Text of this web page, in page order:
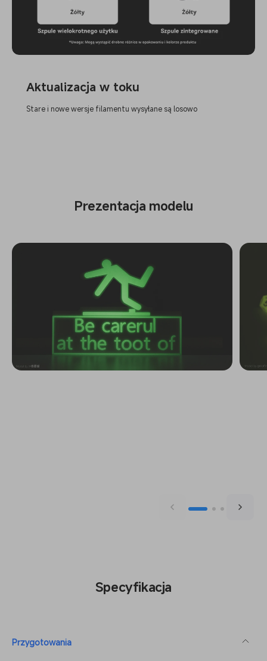
Aktualizacja w toku
Stare i nowe wersje filamentu wysyłane są losowo
Prezentacja modelu
Specyfikacja
Przygotowania